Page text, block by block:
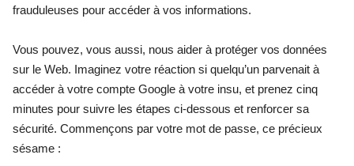
frauduleuses pour accéder à vos informations.
Vous pouvez, vous aussi, nous aider à protéger vos données
sur le Web. Imaginez votre réaction si quelqu’un parvenait à
accéder à votre compte Google à votre insu, et prenez cinq
minutes pour suivre les étapes ci-dessous et renforcer sa
sécurité. Commençons par votre mot de passe, ce précieux
sésame :